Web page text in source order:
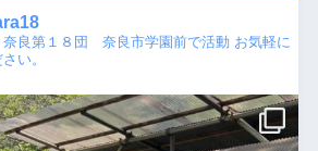
奈良第１８団 奈良市学園前で活動 お気軽に
い。